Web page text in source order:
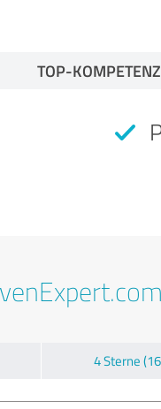
TOP-
4 Sterne